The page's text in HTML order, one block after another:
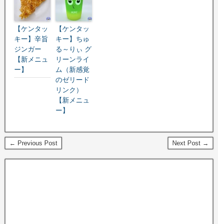
【ケンタッ
キー】辛旨
ジンガー
【新メニュ
ー】
【ケンタッ
キー】ちゅ
る～りぃ グ
リーンライ
ム（新感覚
のゼリード
リンク）
【新メニュ
ー】
← Previous Post Next Post →